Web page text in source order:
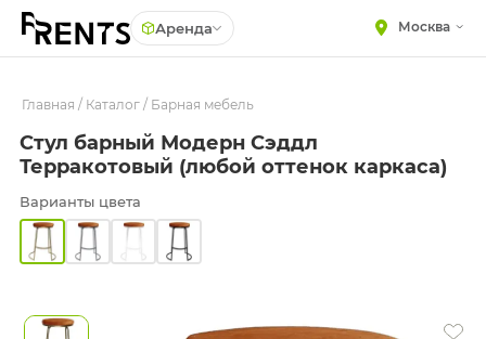
Аренда Москва
МЕБЕЛЬ
ПОСУДА
ТЕКСТИЛЬ
КРУПНОГАБАРИТНЫЙ
ДЕКОР
ГОТОВЫЕ РЕШЕНИЯ
Стулья
Диваны
Главная / Каталог / Барная мебель
Стул барный Модерн Сэддл
Терракотовый (любой оттенок каркаса)
Варианты цвета